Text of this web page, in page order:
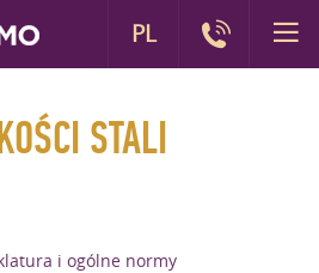
STALI
i ogólne normy
PL